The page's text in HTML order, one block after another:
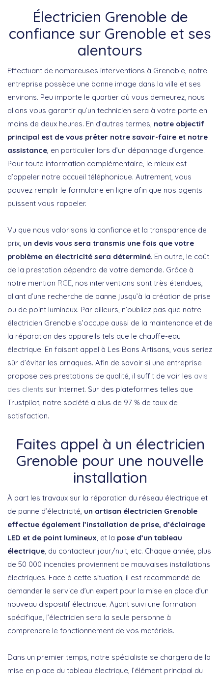
Électricien Grenoble de
confiance sur Grenoble et ses
alentours
Effectuant de nombreuses interventions à Grenoble, notre
entreprise possède une bonne image dans la ville et ses
environs. Peu importe le quartier où vous demeurez, nous
allons vous garantir qu’un technicien sera à votre porte en
moins de deux heures. En d’autres termes, notre objectif
principal est de vous prêter notre savoir-faire et notre
assistance , en particulier lors d’un dépannage d’urgence.
Pour toute information complémentaire, le mieux est
d’appeler notre accueil téléphonique. Autrement, vous
pouvez remplir le formulaire en ligne afin que nos agents
puissent vous rappeler.
Vu que nous valorisons la confiance et la transparence de
prix, un devis vous sera transmis une fois que votre
problème en électricité sera déterminé. En outre, le coût
de la prestation dépendra de votre demande. Grâce à
notre mention RGE , nos interventions sont très étendues,
allant d’une recherche de panne jusqu’à la création de prise
ou de point lumineux. Par ailleurs, n’oubliez pas que notre
électricien Grenoble s’occupe aussi de la maintenance et de
la réparation des appareils tels que le chauffe-eau
électrique. En faisant appel à Les Bons Artisans, vous seriez
sûr d’éviter les arnaques. Afin de savoir si une entreprise
propose des prestations de qualité, il suffit de voir les avis
des clients sur Internet. Sur des plateformes telles que
Trustpilot, notre société a plus de 97 % de taux de
satisfaction.
Faites appel à un électricien
Grenoble pour une nouvelle
installation
À part les travaux sur la réparation du réseau électrique et
de panne d’électricité, un artisan électricien Grenoble
effectue également l’installation de prise, d’éclairage
LED et de point lumineux , et la pose d’un tableau
électrique , du contacteur jour/nuit, etc. Chaque année, plus
de 50 000 incendies proviennent de mauvaises installations
électriques. Face à cette situation, il est recommandé de
demander le service d’un expert pour la mise en place d’un
nouveau dispositif électrique. Ayant suivi une formation
spécifique, l’électricien sera la seule personne à
comprendre le fonctionnement de vos matériels.
Dans un premier temps, notre spécialiste se chargera de la
mise en place du tableau électrique, l’élément principal du